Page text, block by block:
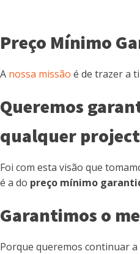
Preço Mínimo
A nossa missão é de trazer a
Queremos
qualquer
Foi com esta visão que
é a do preço mínimo
Garantimos o
Porque queremos continuar